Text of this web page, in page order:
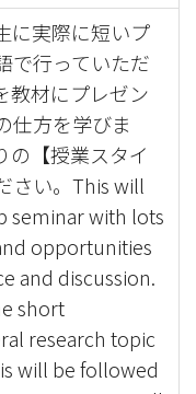
に実際に短いプ
で行っていただ
教材にプレゼン
仕方を学びま
の【授業スタイ
さい。This will
seminar with lots
opportunities
and discussion.
short
research topic
will be followed